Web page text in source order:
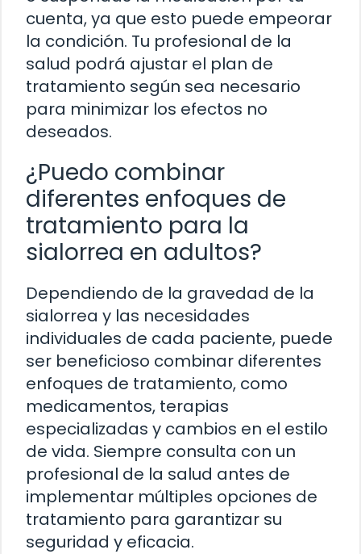
cuenta, ya que esto puede empeorar
la condición. Tu profesional de la
salud podrá ajustar el plan de
tratamiento según sea necesario
para minimizar los efectos no
deseados.
¿Puedo combinar
diferentes enfoques de
tratamiento para la
sialorrea en adultos?
Dependiendo de la gravedad de la
sialorrea y las necesidades
individuales de cada paciente, puede
ser beneficioso combinar diferentes
enfoques de tratamiento, como
medicamentos, terapias
especializadas y cambios en el estilo
de vida. Siempre consulta con un
profesional de la salud antes de
implementar múltiples opciones de
tratamiento para garantizar su
seguridad y eficacia.